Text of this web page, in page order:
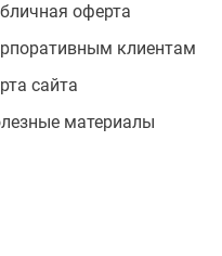
оферта
клиентам
сайта
материалы